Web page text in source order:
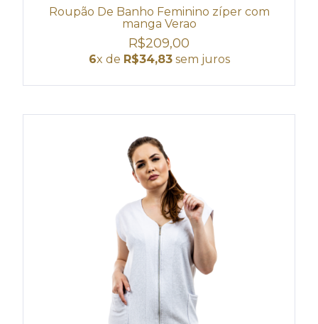
Roupão De Banho Feminino zíper com
manga Verao
R$209,00
6x de R$34,83sem juros